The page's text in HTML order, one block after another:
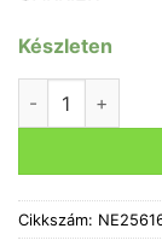
Készleten
Cikkszám: